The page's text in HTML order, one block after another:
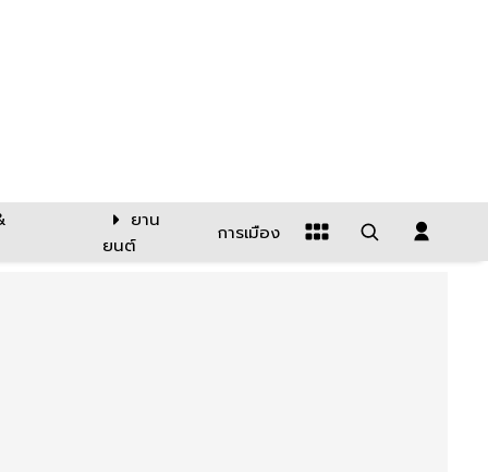
ยาน
ยนต์
การเมือง